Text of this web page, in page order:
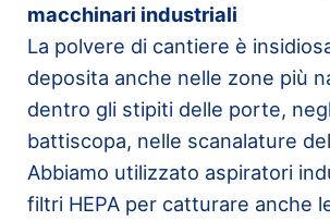
macchinari industriali
La polvere di cantiere è
deposita anche nelle zone più
dentro gli stipiti delle porte,
battiscopa, nelle scanalature
Abbiamo utilizzato aspiratori
filtri HEPA per catturare anche